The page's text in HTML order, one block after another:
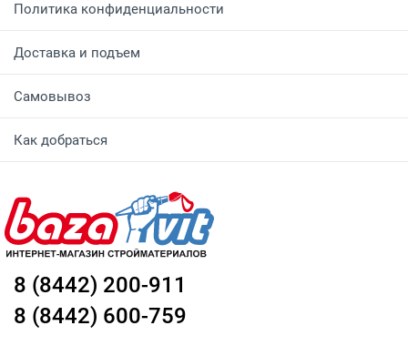
Политика конфиденциальности
Доставка и подъем
Самовывоз
Как добраться
8 (8442) 200-911
8 (8442) 600-759